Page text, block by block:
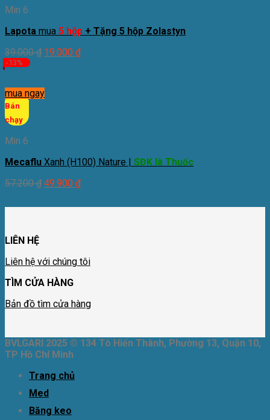
Min 6
Lapota mua 5 hộp + Tặng 5 hộp Zolastyn
39.000₫ 19.000 ₫
-13%
mua ngay
Bán
chạy
Min 6
Mecaflu Xanh (H100) Nature | SĐK là Thuốc
57.200₫ 49.900 ₫
LIÊN HỆ
Liên hệ với chúng tôi
TÌM CỬA HÀNG
Bản đồ tìm cửa hàng
BVLGARI 2025 © 134 Tô Hiến Thành, Phường 13, Quận 10,
TP Hồ Chí Minh
Trang chủ
Med
Băng keo